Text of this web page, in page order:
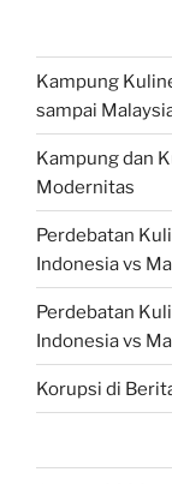
Kampung
sampai
Kampung dan
Modernitas
Perdebatan
Indonesia vs
Perdebatan
Indonesia vs
Korupsi di